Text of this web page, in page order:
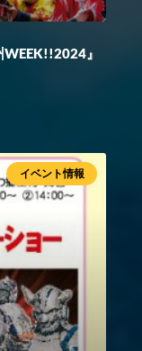
』
イベント情報